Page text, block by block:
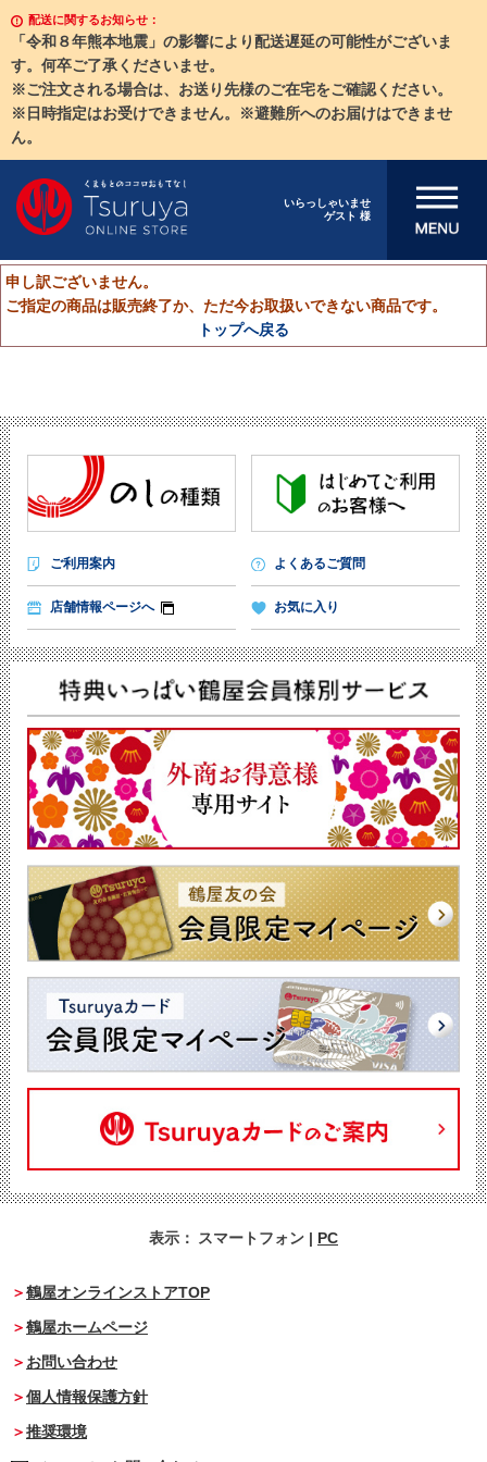
配送に関するお知らせ：
「令和８年熊本地震」の影響により配送遅延の可能性がございま
す。何卒ご了承くださいませ。
※ご注文される場合は、お送り先様のご在宅をご確認ください。
※日時指定はお受けできません。※避難所へのお届けはできませ
ん。
いらっしゃいませ
ゲスト 様
メニューを開
申し訳ございません。
ご指定の商品は販売終了か、ただ今お取扱いできない商品です。
トップへ戻る
ご利用案内 よくあるご質問
店舗情報ページへ お気に入り
表示： スマートフォン | PC
鶴屋オンラインストアTOP
鶴屋ホームページ
お問い合わせ
個人情報保護方針
推奨環境